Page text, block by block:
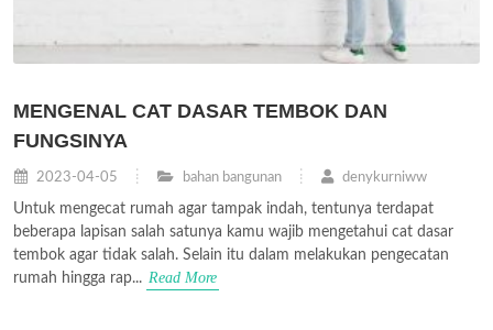
MENGENAL CAT DASAR TEMBOK DAN
FUNGSINYA
2023-04-05 bahan bangunan denykurniww
Untuk mengecat rumah agar tampak indah, tentunya terdapat
beberapa lapisan salah satunya kamu wajib mengetahui cat dasar
tembok agar tidak salah. Selain itu dalam melakukan pengecatan
rumah hingga rap... Read More